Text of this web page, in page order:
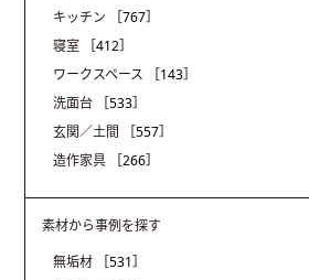
キッチン
［767］
寝室
［412］
ワークスペース
［143］
洗面台
［533］
玄関／土間
［557］
造作家具
［266］
素材から事例を探す
無垢材
［531］